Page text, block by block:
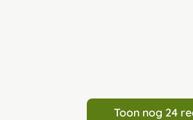
Toon nog 24